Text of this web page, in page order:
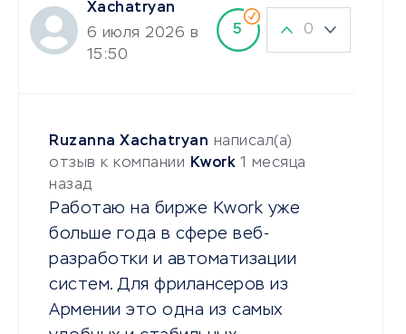
Xachatryan
6 июля 2026 в
15:50
5 0
Ruzanna Xachatryan написал(а)
отзыв к компании Kwork 1 месяца
назад
Работаю на бирже Kwork уже
больше года в сфере веб-
разработки и автоматизации
систем. Для фрилансеров из
Армении это одна из самых